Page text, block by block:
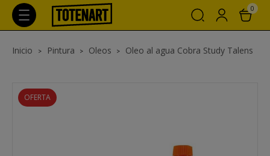
0
Inicio Pintura Oleos Oleo al agua Cobra Study Talens
OFERTA